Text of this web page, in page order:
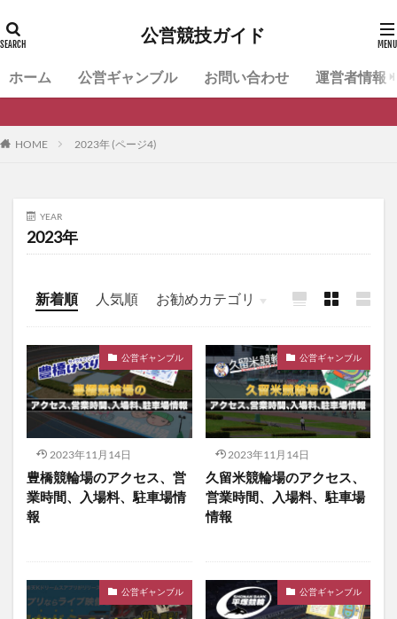
公営競技ガイド
ホーム 公営ギャンブル お問い合わせ 運営者情報
HOME 2023年 (ページ4)
YEAR
2023年
新着順 人気順
お勧めカテゴリ
公営ギャンブル
公営ギャンブル
2023年11月14日
豊橋競輪場のアクセス、営
業時間、入場料、駐車場情
報
公営ギャンブル
2023年11月14日
久留米競輪場のアクセス、
営業時間、入場料、駐車場
情報
公営ギャンブル 公営ギャンブル